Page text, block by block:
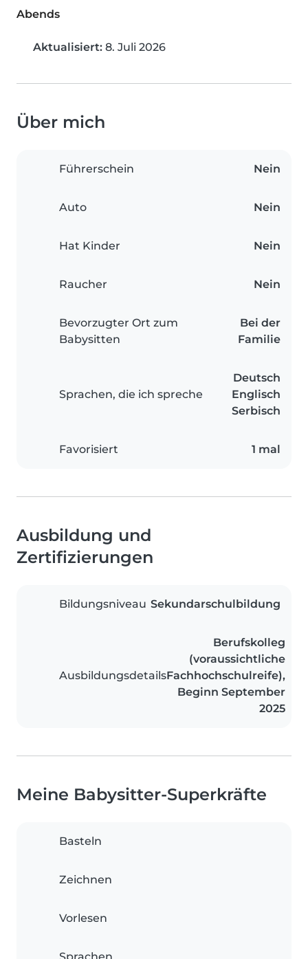
Abends
Aktualisiert: 8. Juli 2026
Über mich
Führerschein Nein
Auto Nein
Hat Kinder Nein
Raucher Nein
Bevorzugter Ort zum
Babysitten
Bei der
Familie
Sprachen, die ich spreche
Deutsch
Englisch
Serbisch
Favorisiert 1 mal
Ausbildung und
Zertifizierungen
Bildungsniveau Sekundarschulbildung
Ausbildungsdetails
Berufskolleg
(voraussichtliche
Fachhochschulreife),
Beginn September
2025
Meine Babysitter-Superkräfte
Basteln
Zeichnen
Vorlesen